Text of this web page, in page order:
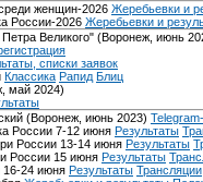
женщин-2026 Жеребьевки и
России-2026 Жеребьевки и
Великого" (Воронеж, июнь
списки заявок
Классика Рапид Блиц
май 2024)
(Воронеж, июнь 2023)
России 7-12 июня Результаты
России 13-14 июня Результаты
России 15 июня Результаты
16-24 июня Результаты Трансляции